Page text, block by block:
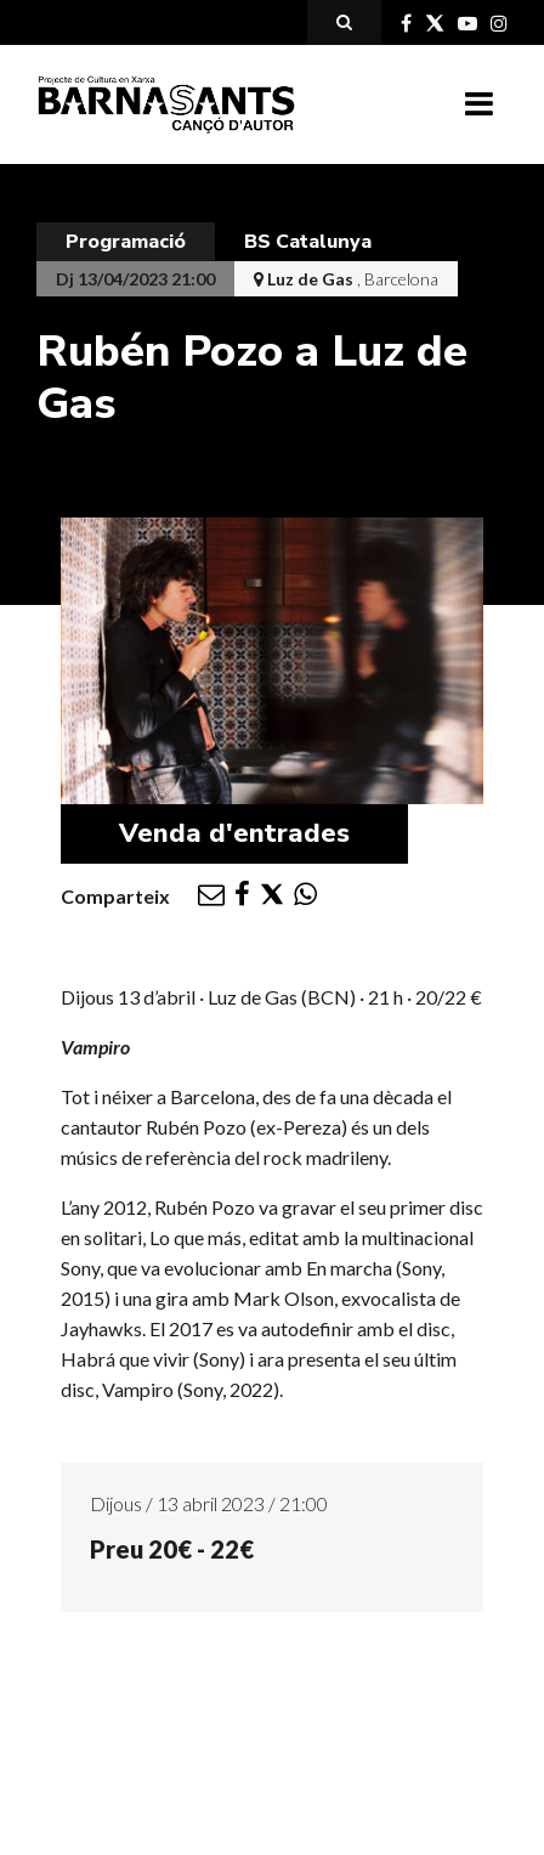
Programació BS Catalunya
Dj 13/04/2023 21:00 Luz de Gas , Barcelona
Rubén Pozo a Luz de
Gas
Venda d'entrades
Comparteix
Dijous 13 d’abril · Luz de Gas (BCN) · 21 h · 20/22 €
Vampiro
Tot i néixer a Barcelona, des de fa una dècada el
cantautor Rubén Pozo (ex-Pereza) és un dels
músics de referència del rock madrileny.
L’any 2012, Rubén Pozo va gravar el seu primer disc
en solitari, Lo que más, editat amb la multinacional
Sony, que va evolucionar amb En marcha (Sony,
2015) i una gira amb Mark Olson, exvocalista de
Jayhawks. El 2017 es va autodefinir amb el disc,
Habrá que vivir (Sony) i ara presenta el seu últim
disc, Vampiro (Sony, 2022).
Dijous / 13 abril 2023 / 21:00
Preu 20€ - 22€